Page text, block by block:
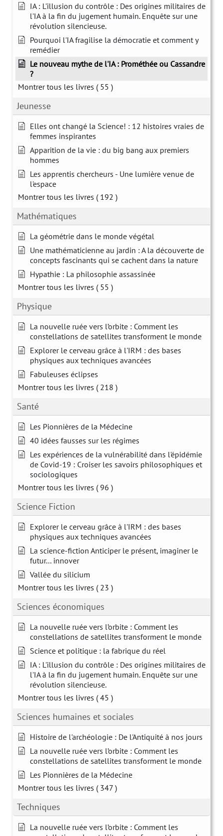
IA : L'illusion du contrôle : Des origines militaires de
l'IA à la fin du jugement humain. Enquête sur une
révolution silencieuse.
Pourquoi l'IA fragilise la démocratie et comment y
remédier
Le nouveau mythe de l'IA : Prométhée ou Cassandre
?
Montrer tous les livres ( 55 )
Jeunesse
Elles ont changé la Science! : 12 histoires vraies de
femmes inspirantes
Apparition de la vie : du big bang aux premiers
hommes
Les apprentis chercheurs - Une lumière venue de
l'espace
Montrer tous les livres ( 192 )
Mathématiques
La géométrie dans le monde végétal
Une mathématicienne au jardin : A la découverte de
concepts fascinants qui se cachent dans la nature
Hypathie : La philosophie assassinée
Montrer tous les livres ( 55 )
Physique
La nouvelle ruée vers l’orbite : Comment les
constellations de satellites transforment le monde
Explorer le cerveau grâce à l'IRM : des bases
physiques aux techniques avancées
Fabuleuses éclipses
Montrer tous les livres ( 218 )
Santé
Les Pionnières de la Médecine
40 idées fausses sur les régimes
Les expériences de la vulnérabilité dans l'épidémie
de Covid-19 : Croiser les savoirs philosophiques et
sociologiques
Montrer tous les livres ( 96 )
Science Fiction
Explorer le cerveau grâce à l'IRM : des bases
physiques aux techniques avancées
La science-fiction Anticiper le présent, imaginer le
futur… innover
Vallée du silicium
Montrer tous les livres ( 23 )
Sciences économiques
La nouvelle ruée vers l’orbite : Comment les
constellations de satellites transforment le monde
Science et politique : la fabrique du réel
IA : L'illusion du contrôle : Des origines militaires de
l'IA à la fin du jugement humain. Enquête sur une
révolution silencieuse.
Montrer tous les livres ( 45 )
Sciences humaines et sociales
Histoire de l'archéologie : De l'Antiquité à nos jours
La nouvelle ruée vers l’orbite : Comment les
constellations de satellites transforment le monde
Les Pionnières de la Médecine
Montrer tous les livres ( 347 )
Techniques
La nouvelle ruée vers l’orbite : Comment les